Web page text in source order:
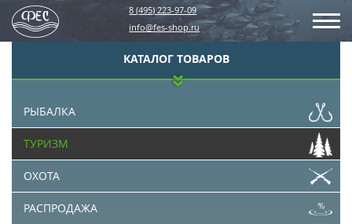
8 (495) 223-97-09
info@fes-shop.ru
КАТАЛОГ ТОВАРОВ
РЫБАЛКА
ТУРИЗМ
ОХОТА
РАСПРОДАЖА